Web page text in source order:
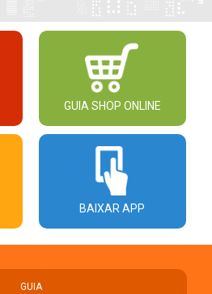
GUIA SHOP ONLINE
BAIXAR APP
GUIA